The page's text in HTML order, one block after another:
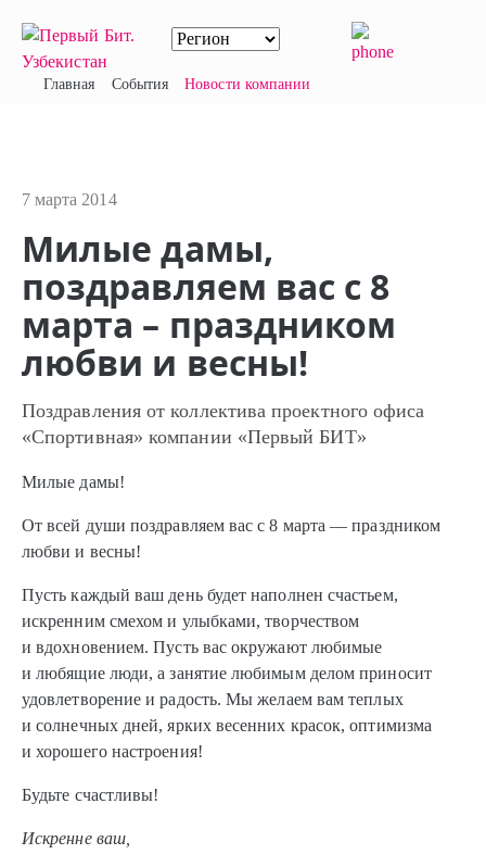
Главная События Новости компании
7 марта 2014
Милые дамы,
поздравляем вас с 8
марта – праздником
любви и весны!
Поздравления от коллектива проектного офиса
«Спортивная» компании «Первый БИТ»
Милые дамы!
От всей души поздравляем вас с 8 марта — праздником
любви и весны!
Пусть каждый ваш день будет наполнен счастьем,
искренним смехом и улыбками, творчеством
и вдохновением. Пусть вас окружают любимые
и любящие люди, а занятие любимым делом приносит
удовлетворение и радость. Мы желаем вам теплых
и солнечных дней, ярких весенних красок, оптимизма
и хорошего настроения!
Будьте счастливы!
Искренне ваш,